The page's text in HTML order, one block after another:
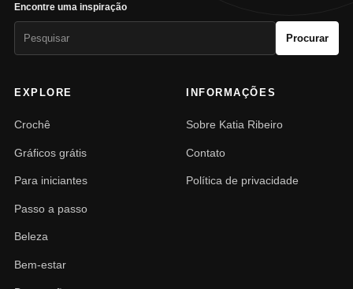
Encontre uma inspiração
Procurar
EXPLORE
Crochê
Gráficos grátis
Para iniciantes
Passo a passo
Beleza
Bem-estar
INFORMAÇÕES
Sobre Katia Ribeiro
Contato
Política de privacidade